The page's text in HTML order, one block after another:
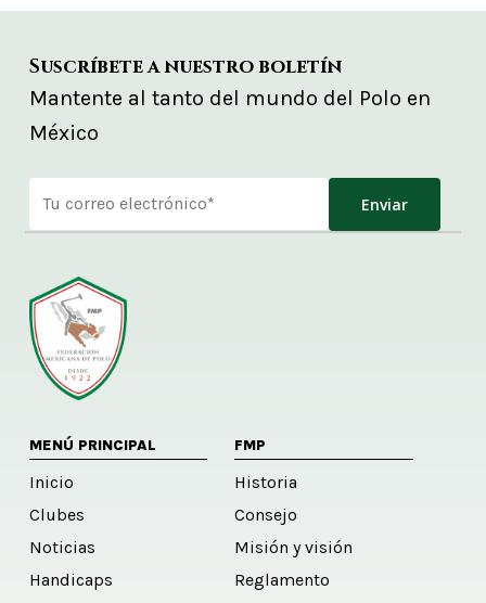
Suscríbete a nuestro boletín
Mantente al tanto del mundo del Polo en
México
MENÚ PRINCIPAL
Inicio
Clubes
Noticias
Handicaps
FMP
Historia
Consejo
Misión y visión
Reglamento